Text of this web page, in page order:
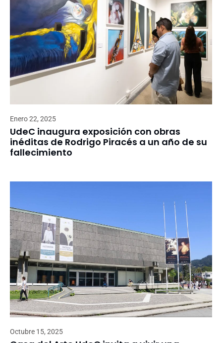
Enero 22, 2025
UdeC inaugura exposición con obras
inéditas de Rodrigo Piracés a un año de su
fallecimiento
Octubre 15, 2025